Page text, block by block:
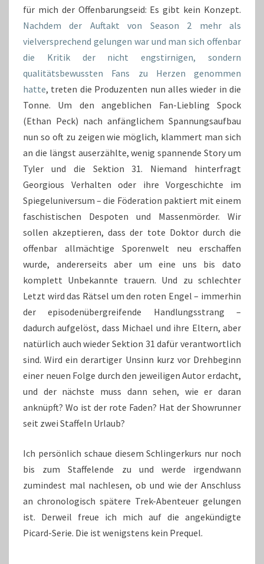
für mich der Offenbarungseid: Es gibt kein Konzept.
Nachdem der Auftakt von Season 2 mehr als
vielversprechend gelungen war und man sich offenbar
die Kritik der nicht engstirnigen, sondern
qualitätsbewussten Fans zu Herzen genommen
hatte, treten die Produzenten nun alles wieder in die
Tonne. Um den angeblichen Fan-Liebling Spock
(Ethan Peck) nach anfänglichem Spannungsaufbau
nun so oft zu zeigen wie möglich, klammert man sich
an die längst auserzählte, wenig spannende Story um
Tyler und die Sektion 31. Niemand hinterfragt
Georgious Verhalten oder ihre Vorgeschichte im
Spiegeluniversum – die Föderation paktiert mit einem
faschistischen Despoten und Massenmörder. Wir
sollen akzeptieren, dass der tote Doktor durch die
offenbar allmächtige Sporenwelt neu erschaffen
wurde, andererseits aber um eine uns bis dato
komplett Unbekannte trauern. Und zu schlechter
Letzt wird das Rätsel um den roten Engel – immerhin
der episodenübergreifende Handlungsstrang –
dadurch aufgelöst, dass Michael und ihre Eltern, aber
natürlich auch wieder Sektion 31 dafür verantwortlich
sind. Wird ein derartiger Unsinn kurz vor Drehbeginn
einer neuen Folge durch den jeweiligen Autor erdacht,
und der nächste muss dann sehen, wie er daran
anknüpft? Wo ist der rote Faden? Hat der Showrunner
seit zwei Staffeln Urlaub?
Ich persönlich schaue diesem Schlingerkurs nur noch
bis zum Staffelende zu und werde irgendwann
zumindest mal nachlesen, ob und wie der Anschluss
an chronologisch spätere Trek-Abenteuer gelungen
ist. Derweil freue ich mich auf die angekündigte
Picard-Serie. Die ist wenigstens kein Prequel.